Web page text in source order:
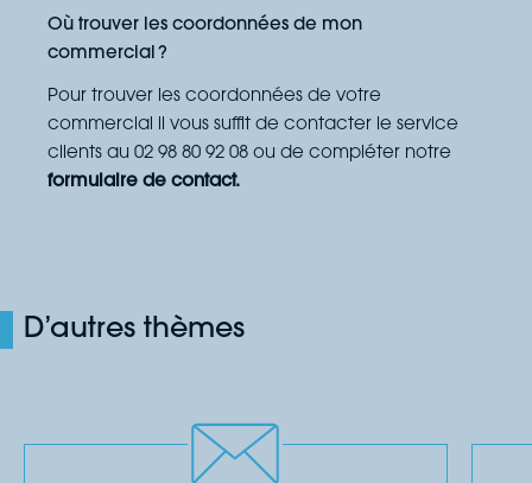
Où trouver les coordonnées de mon
commercial ?
Pour trouver les coordonnées de votre
commercial il vous suffit de contacter le service
clients au 02 98 80 92 08 ou de compléter notre
formulaire de contact.
D’autres thèmes